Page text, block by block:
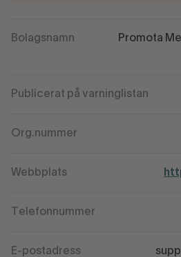
Bolagsnamn
Promota
Publicerat på varninglistan
Org.nummer
Webbplats
Telefonnummer
E-postadress